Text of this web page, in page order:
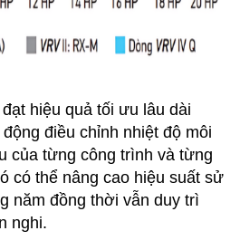
hiệu quả tối ưu lâu dài
điều chỉnh nhiệt độ môi
của từng công trình và từng
có thể nâng cao hiệu suất sử
năm đồng thời vẫn duy trì
nghi.